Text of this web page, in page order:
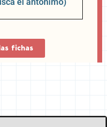
fichas